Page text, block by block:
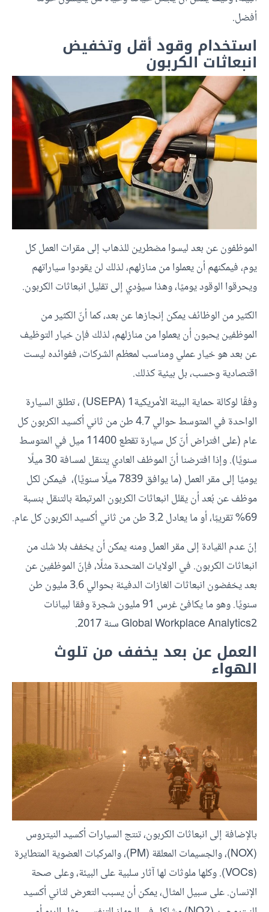
أفضل.
استخدام وقود أقل وتخفيض
انبعاثات الكربون
الموظفون عن بعد ليسوا مضطرين للذهاب إلى مقرات العمل كل
يوم، فيمكنهم أن يعملوا من منازلهم، لذلك لن يقودوا سياراتهم
ويحرقوا الوقود يوميًا، وهذا سيؤدي إلى تقليل انبعاثات الكربون.
الكثير من الوظائف يمكن إنجازها عن بعد، كما أنّ الكثير من
الموظفين يحبون أن يعملوا من منازلهم، لذلك فإن خيار التوظيف
عن بعد هو خيار عملي ومناسب لمعظم الشركات، ففوائده ليست
اقتصادية وحسب، بل بيئية كذلك.
وفقًا لوكالة حماية البيئة الأمريكية1 (USEPA) ، تطلق السيارة
الواحدة في المتوسط حوالي 4.7 طن من ثاني أكسيد الكربون كل
عام (على افتراض أنّ كل سيارة تقطع 11400 ميل في المتوسط
سنويًا). وإذا افترضنا أنّ الموظف العادي يتنقل لمسافة 30 ميلًا
يوميًا إلى مقر العمل (ما يوافق 7839 ميلًا سنويًا)، فيمكن لكل
موظف عن بُعد أن يقلل انبعاثات الكربون المرتبطة بالتنقل بنسبة
69% تقريبًا، أو ما يعادل 3.2 طن من ثاني أكسيد الكربون كل عام.
إنّ عدم القيادة إلى مقر العمل ومنه يمكن أن يخفف بلا شك من
انبعاثات الكربون. في الولايات المتحدة مثلًا، فإنّ الموظفين عن
بعد يخفضون انبعاثات الغازات الدفيئة بحوالي 3.6 مليون طن
سنويًا. وهو ما يكافئ غرس 91 مليون شجرة وفقا لبيانات
Global Workplace Analytics2 سنة 2017.
العمل عن بعد يخفف من تلوث
الهواء
بالإضافة إلى انبعاثات الكربون، تنتج السيارات أكسيد النيتروس
(NOX)، والجسيمات المعلقة (PM)، والمركبات العضوية المتطايرة
(VOCs). وكلها ملوثات لها آثار سلبية على البيئة، وعلى صحة
الإنسان. على سبيل المثال، يمكن أن يسبب التعرض لثاني أكسيد